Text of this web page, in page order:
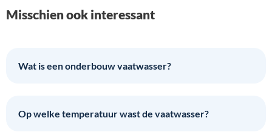
Misschien ook interessant
Wat is een onderbouw vaatwasser?
Op welke temperatuur wast de vaatwasser?